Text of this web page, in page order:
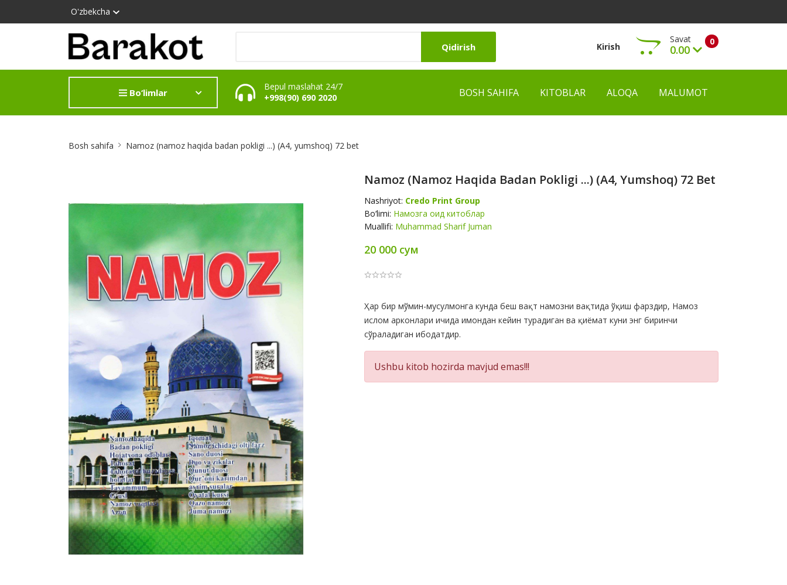
O'zbekcha
Qidirish Kirish 0
Savat
0.00
Ko‘rish
Bo‘limlar
Bepul maslahat 24/7
+998(90) 690 2020
BOSH SAHIFA KITOBLAR ALOQA MALUMOT
Bosh sahifa Namoz (namoz haqida badan pokligi ...) (А4, yumshoq) 72 bet
Namoz (namoz Haqida Badan Pokligi ...) (А4, Yumshoq) 72 Bet
Nashriyot: Credo Print Group
Bo‘limi: Намозга оид китоблар
Muallifi: Muhammad Sharif Juman
20 000 сум
Product
Summery
Ҳар бир мўмин-мусулмонга кунда беш вақт намозни вақтида ўқиш фарздир, Намоз
ислом арконлари ичида имондан кейин турадиган ва қиёмат куни энг биринчи
сўраладиган ибодатдир.
Ushbu kitob hozirda mavjud emas!!!